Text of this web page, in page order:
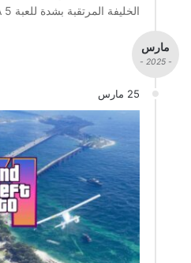
الخليفة المرتقبة بشدة للعبة GTA 5 من خريف 2025…
مارس
- 2025 -
25 مارس